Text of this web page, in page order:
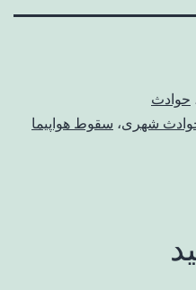
حوادث
شهری، سقوط هواپیما